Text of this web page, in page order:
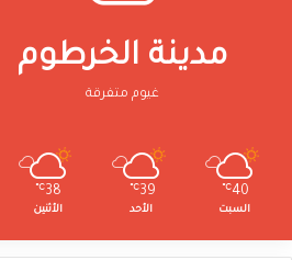
مدينة الخرطوم
غيوم متفرقة
40
℃
السبت
39
℃
الأحد
38
℃
الأثنين